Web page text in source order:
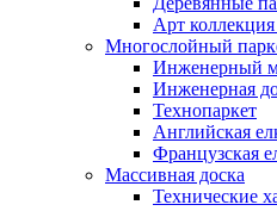
Арт коллекция
Многослойный
Инженерный
Инженерная
Технопаркет
Английская
Французская
Массивная доска
Технические